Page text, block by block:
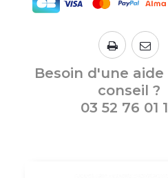
Besoin d'une
conseil ?
03 52 76 01